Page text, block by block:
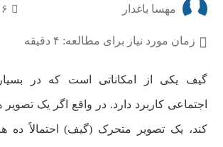
مهسا باغدار ۶ آذر ۱۴۰۲ | ۱۴:۰۰
زمان مورد نیاز برای مطالعه: ۴ دقیقه
گیف یکی از امکاناتی است که در
اجتماعی کاربرد دارد. در واقع اگر یک
کند، یک تصویر متحرک (گیف) احتمالاً ده